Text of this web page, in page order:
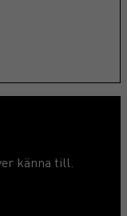
känna till.